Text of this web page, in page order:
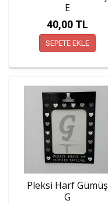
E
40,00 TL
SEPETE EKLE
Pleksi Harf Gümüş
G